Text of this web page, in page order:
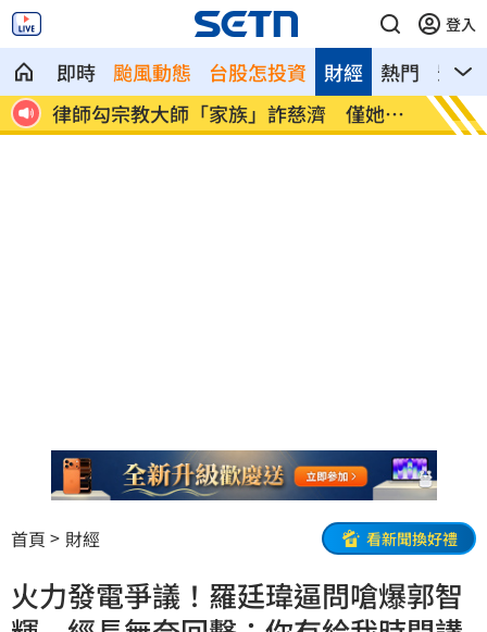
登入
即時 颱風動態 台股怎投資 熱門 影音
財經
律師勾宗教大師「家族」詐慈濟 僅她交
保
富豪
戶
首頁 財經 看新聞換好禮
火力發電爭議！羅廷瑋逼問嗆爆郭智